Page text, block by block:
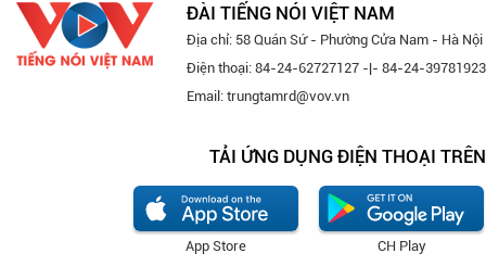
ĐÀI TIẾNG NÓI VIỆT NAM
Địa chỉ: 58 Quán Sứ - Phường Cửa Nam - Hà Nội
Điện thoại: 84-24-62727127 -|- 84-24-39781923
Email: trungtamrd@vov.vn
TẢI ỨNG DỤNG ĐIỆN THOẠI TRÊN
CH Play
App Store